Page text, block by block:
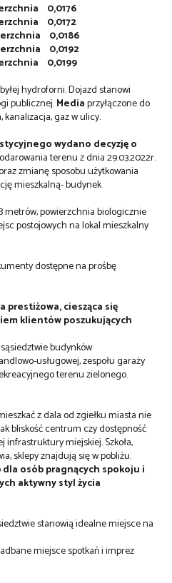
0,0176
0,0172
0,0186
0,0192
0,0199
hydroforni. Dojazd stanowi
publicznej.Mediaprzyłączone do
gaz w ulicy.
wydano decyzję o
terenu z dnia 29.03.2022r.
zmianę sposobu użytkowania
mieszkalną- budynek
metrów, powierzchnia biologicznie
postojowych na lokal mieszkalny
dostępne na prośbę
prestiżowa, ciesząca się
klientów poszukujących
budynków
usługowej, zespołu garaży
terenu zielonego.
z dala od zgiełku miasta nie
bliskość centrum czy dostępność
miejskiej. Szkoła,
sklepy znajdują się w pobliżu.
dla osób pragnących spokoju i
aktywny styl życia
stanowią idealne miejsce na
miejsce spotkań i imprez